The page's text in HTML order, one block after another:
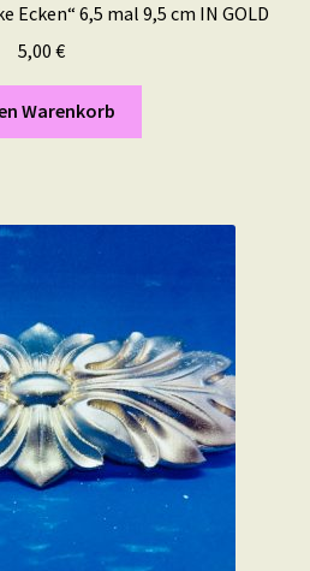
Ecken“ 6,5 mal 9,5 cm IN GOLD
5,00 €
Warenkorb